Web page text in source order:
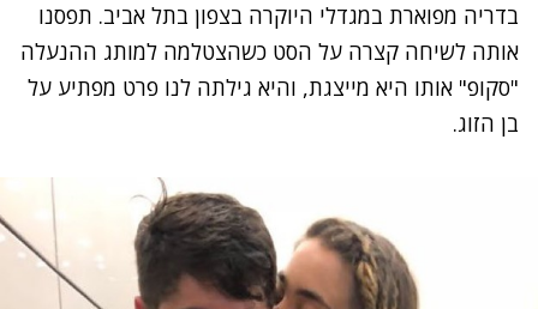
בדריה מפוארת במגדלי היוקרה בצפון בתל אביב. תפסנו
אותה לשיחה קצרה על הסט כשהצטלמה למותג ההנעלה
"סקופ" אותו היא מייצגת, והיא גילתה לנו פרט מפתיע על
בן הזוג.